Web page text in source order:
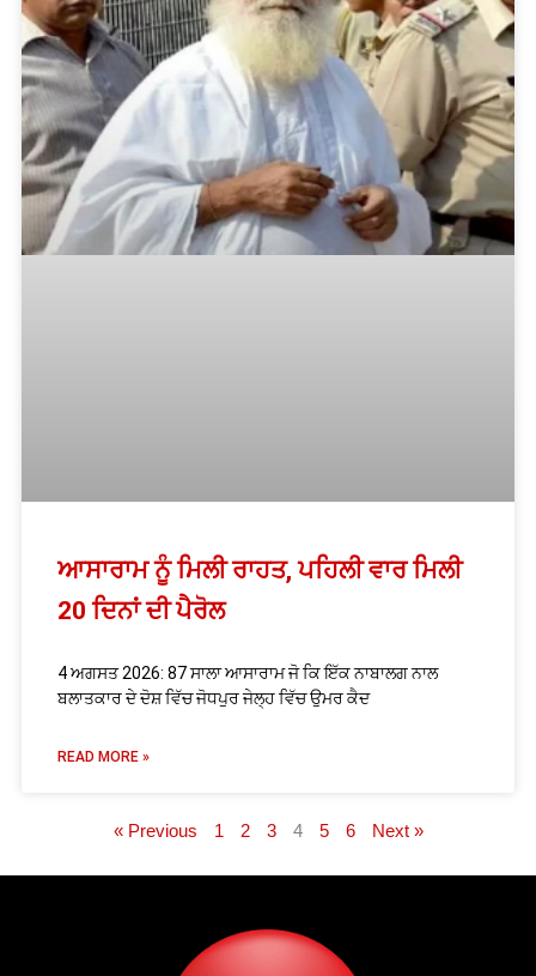
ਆਸਾਰਾਮ ਨੂੰ ਮਿਲੀ ਰਾਹਤ, ਪਹਿਲੀ ਵਾਰ ਮਿਲੀ
20 ਦਿਨਾਂ ਦੀ ਪੈਰੋਲ
4 ਅਗਸਤ 2026: 87 ਸਾਲਾ ਆਸਾਰਾਮ ਜੋ ਕਿ ਇੱਕ ਨਾਬਾਲਗ ਨਾਲ
ਬਲਾਤਕਾਰ ਦੇ ਦੋਸ਼ ਵਿੱਚ ਜੋਧਪੁਰ ਜੇਲ੍ਹ ਵਿੱਚ ਉਮਰ ਕੈਦ
READ MORE »
« Previous 1 2 3 4 5 6 Next »